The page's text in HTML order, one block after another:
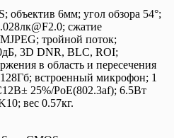
объектив 6мм; угол обзора 54°;
сжатие
тройной поток;
3D DNR, BLC, ROI;
в область и пересечения
встроенный микрофон; 1
25%/PoE(802.3af); 6.5Вт
вес 0.57кг.